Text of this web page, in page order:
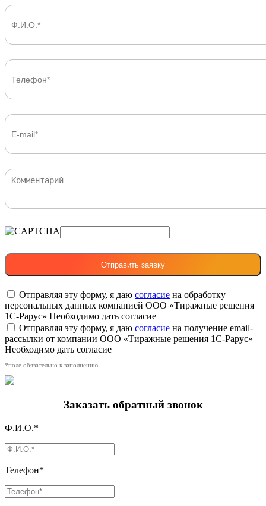
Отправляя эту форму, я даю согласие на обработку
персональных данных компанией ООО «Тиражные решения
1С-Рарус» Необходимо дать согласие
Отправляя эту форму, я даю согласие на получение email-
рассылки от компании ООО «Тиражные решения 1С-Рарус»
Необходимо дать согласие
*поле обязательно к заполнению
Заказать обратный звонок
Ф.И.О.*
Телефон*